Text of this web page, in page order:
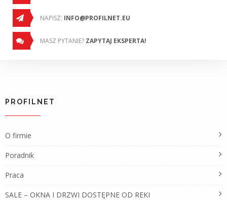
NAPISZ: INFO@PROFILNET.EU
MASZ PYTANIE? ZAPYTAJ EKSPERTA!
PROFILNET
O firmie
Poradnik
Praca
SALE – OKNA I DRZWI DOSTĘPNE OD REKI